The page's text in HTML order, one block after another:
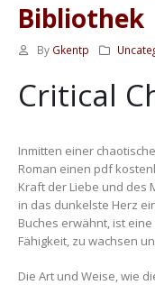
Bibliothek
By Gkentp
Critical
Inmitten einer
Roman einen pdf
Kraft der Liebe und des
in das dunkelste Herz
Buches erwähnt, ist
Fähigkeit, zu wachsen
Die Art und Weise, wie